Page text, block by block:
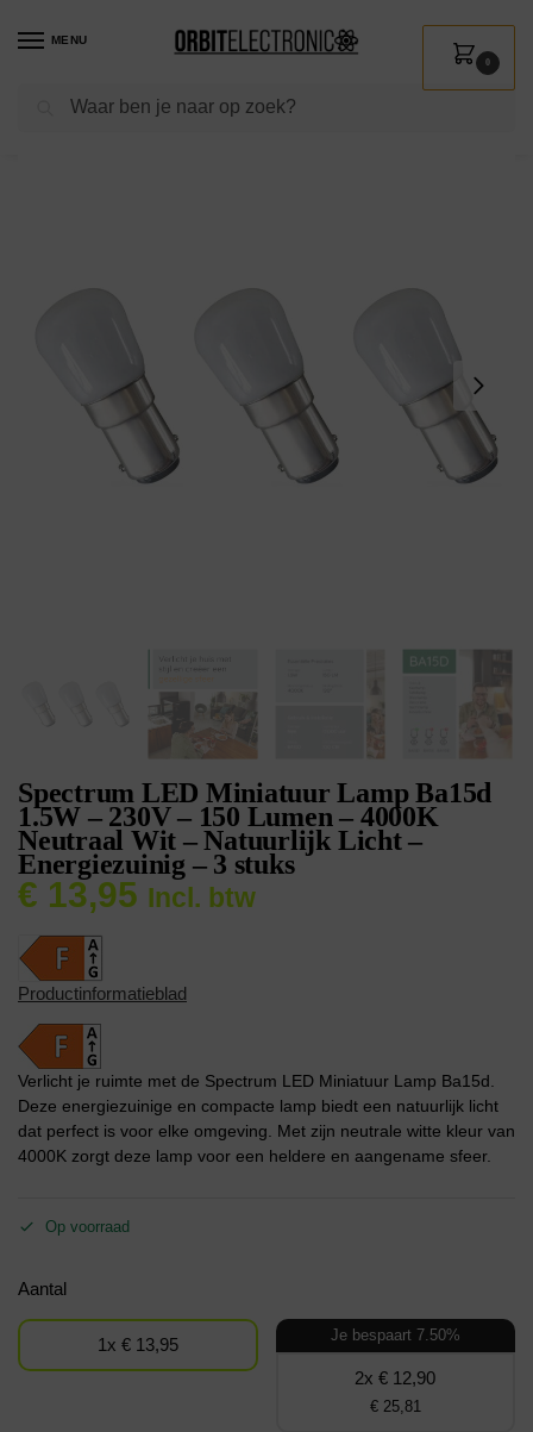
MENU
Zoeken
0
Shop / Verlichting / Lichtbronnen
Spectrum LED Miniatuur Lamp Ba15d
1.5W – 230V – 150 Lumen – 4000K
Neutraal Wit – Natuurlijk Licht –
Energiezuinig – 3 stuks
€ 13,95 Incl. btw
Productinformatieblad
Verlicht je ruimte met de Spectrum LED Miniatuur Lamp Ba15d.
Deze energiezuinige en compacte lamp biedt een natuurlijk licht
dat perfect is voor elke omgeving. Met zijn neutrale witte kleur van
4000K zorgt deze lamp voor een heldere en aangename sfeer.
Op voorraad
Aantal
1x € 13,95 Je bespaart 7.50%
2x € 12,90
€ 25,81